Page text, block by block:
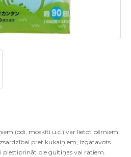
(odi, moskīti u.c.) var lietot bērniem
pret kukaiņiem, izgatavots
piestiprināt pie gultiņas vai ratiem.